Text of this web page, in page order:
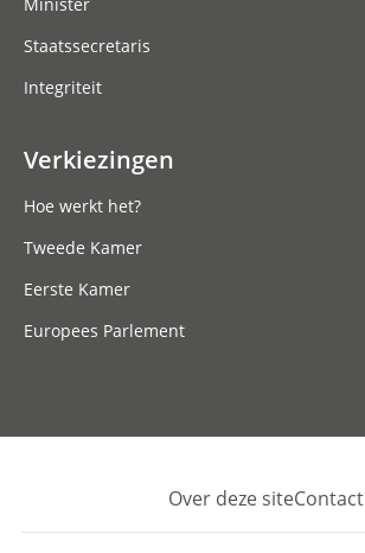
Minister
Staatssecretaris
Integriteit
Verkiezingen
Hoe werkt het?
Tweede Kamer
Eerste Kamer
Europees Parlement
Footer
Over deze siteContact